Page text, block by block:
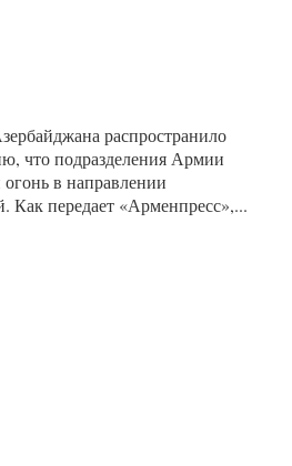
распространило
что подразделения Армии
в направлении
Как передает «Арменпресс»,...